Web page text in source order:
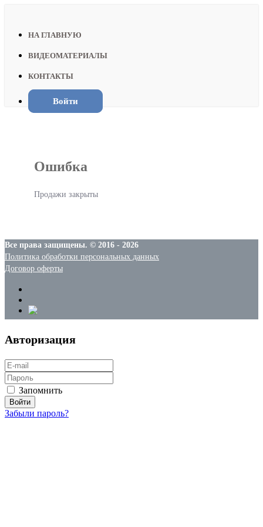
НА ГЛАВНУЮ
ВИДЕОМАТЕРИАЛЫ
КОНТАКТЫ
Войти
Ошибка
Продажи закрыты
Все права защищены. © 2016 - 2026
Политика обработки персональных данных
Договор оферты
Авторизация
Запомнить
Забыли пароль?